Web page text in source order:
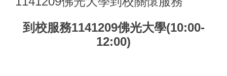
到校服務1141209佛光大學(10:00-
12:00)